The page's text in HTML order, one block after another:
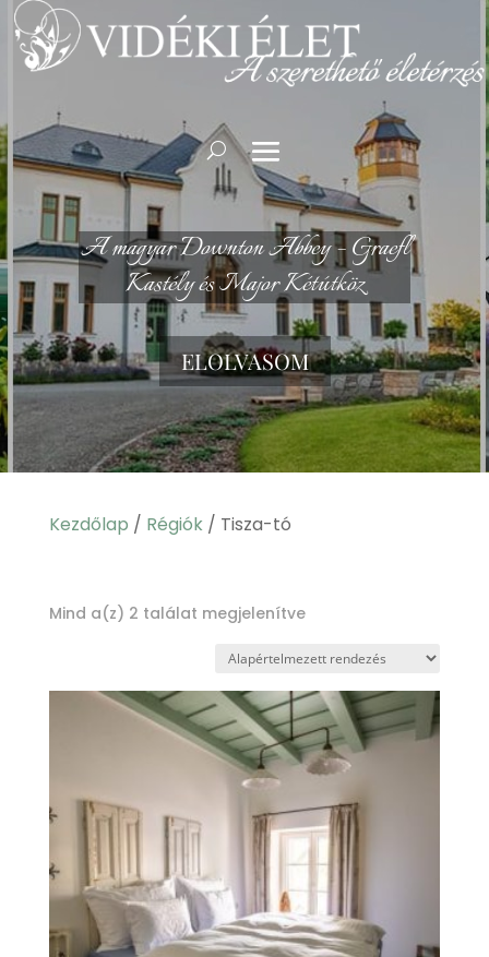
A magyar Downton Abbey – Graefl
Kastély és Major Kétútköz
ELOLVASOM
Kezdőlap / Régiók/ Tisza-tó
Mind a(z) 2 találat megjelenítve